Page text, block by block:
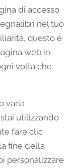
di accesso
nel tuo
questo è
web in
volta che
varia
utilizzando
fare clic
fine della
personalizzare